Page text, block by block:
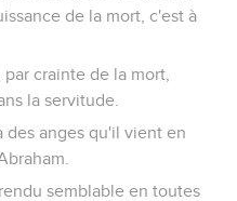
de la mort, c'est à
crainte de la mort,
la servitude.
des anges qu'il vient en
semblable en toutes